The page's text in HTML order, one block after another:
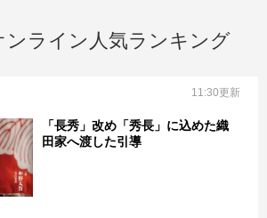
ンライン人気ランキング
11:30更新
「長秀」改め「秀長」に込めた織
田家へ渡した引導